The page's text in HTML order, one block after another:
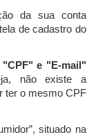
da sua conta
de cadastro do
e "E-mail"
não existe a
ter o mesmo CPF
situado na